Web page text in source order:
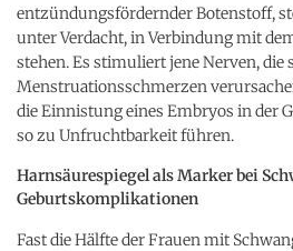
entzündungsfördernder Botenstoff,
unter Verdacht, in Verbindung mit
stehen. Es stimuliert jene Nerven, die
Menstruationsschmerzen
die Einnistung eines Embryos in der
so zu Unfruchtbarkeit führen.
Harnsäurespiegel als Marker bei
Geburtskomplikationen
Fast die Hälfte der Frauen mit